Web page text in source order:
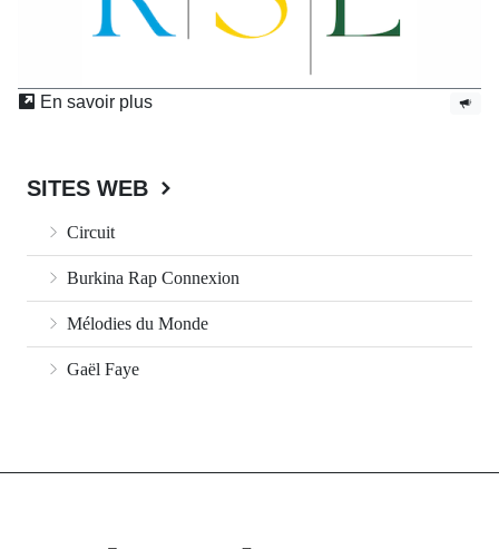
En savoir plus
SITES WEB
Circuit
Burkina Rap Connexion
Mélodies du Monde
Gaël Faye